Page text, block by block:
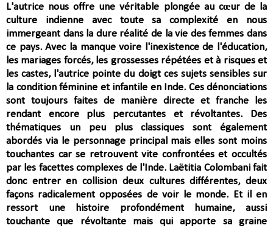
L'autrice nous offre une véritable plongée au cœur de la
culture indienne avec toute sa complexitéen nous
immergeant dans la dure réalité de la vie des femmes dans
ce pays. Avec la manque voire l'inexistencede l'éducation,
les mariages forcés, les grossesses répétées et à risques et
les castes, l'autrice pointe du doigt ces sujets sensibles sur
la condition féminine et infantile en Inde. Ces dénonciations
sont toujours faites de manière directe et franche les
rendant encore plus percutantes et révoltantes. Des
thématiques un peu plus classiques sont également
abordés via le personnage principalmais elles sont moins
touchantes car se retrouvent vite confrontées et occultés
par les facettes complexes de l'Inde. Laëtitia Colombani fait
donc entrer encollision deux cultures différentes, deux
façons radicalement opposées de voir le monde. Et il en
ressort une histoire profondément humaine, aussi
touchante que révoltante mais qui apporte sa graine